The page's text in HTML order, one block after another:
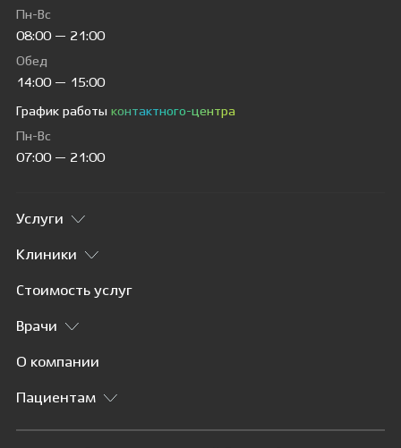
Пн-Вс
08:00 — 21:00
Обед
14:00 — 15:00
График работы контактного-центра
Пн-Вс
07:00 — 21:00
Услуги
Клиники
Стоимость услуг
Врачи
О компании
Пациентам